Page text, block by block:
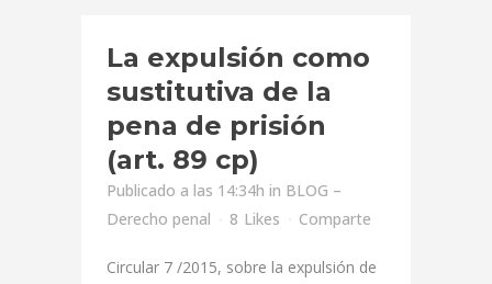
La expulsión como
sustitutiva de la
pena de prisión
(art. 89 cp)
Publicado a las 14:34h in BLOG –
Derecho penal
8 Likes Comparte
Circular 7 /2015, sobre la expulsión de